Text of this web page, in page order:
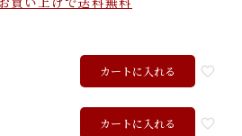
カートに入れる
カートに入れる